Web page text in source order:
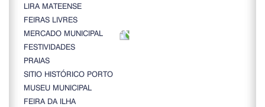
LIRA MATEENSE
FEIRAS LIVRES
MERCADO MUNICIPAL
FESTIVIDADES
PRAIAS
SITIO HISTÓRICO PORTO
MUSEU MUNICIPAL
FEIRA DA ILHA